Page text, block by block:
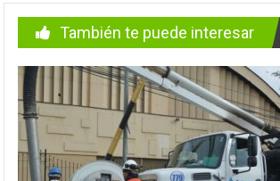
También te puede interesar